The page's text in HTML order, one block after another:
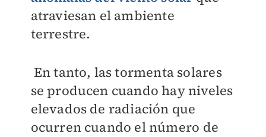
atraviesan el ambiente
terrestre.
En tanto, las tormenta solares
se producen cuando hay niveles
elevados de radiación que
ocurren cuando el número de